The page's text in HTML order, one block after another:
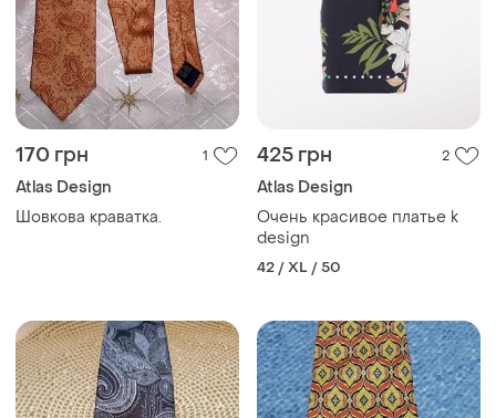
170 грн 1
Atlas Design
Шовкова краватка.
425 грн 2
Atlas Design
Очень красивое платье k
design
42 / XL / 50